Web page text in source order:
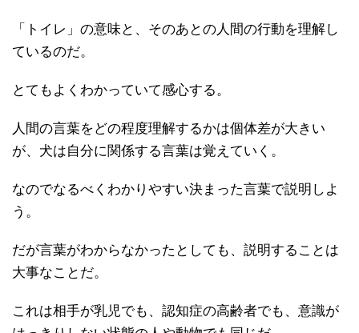
「トイレ」の意味と、そのあとの人間の行動を理解し
ているのだ。
とてもよくわかっていて感心する。
人間の言葉をどの程度理解するかは個体差が大きい
が、犬は自分に関係する言葉は覚えていく。
なのでなるべくわかりやすい決まった言葉で説明しよ
う。
だが言葉がわからなかったとしても、説明することは
大事なことだ。
これは相手が乳児でも、認知症の高齢者でも、意識が